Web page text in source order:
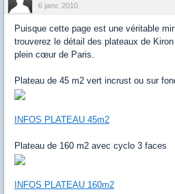
6 janv. 2010
Puisque cette page est une véritable
trouverez le détail des plateaux de
plein cœur de Paris.
Plateau de 45 m2 vert incrust ou sur
INFOS PLATEAU 45m2
Plateau de 160 m2 avec cyclo 3 faces
INFOS PLATEAU 160m2